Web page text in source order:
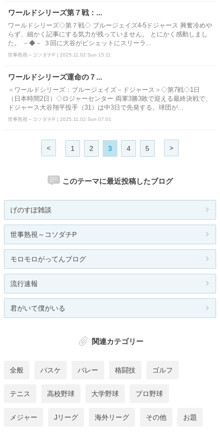
ワールドシリーズ第７戦：...
ワールドシリーズ◇第７戦◇ ブルージェイズ4-5ドジャース 興奮冷めや
らず、細かく記事にする気力が残っていません。 とにかく感動しまし
た。 －◆－ ３回に大谷がビシェットにスリーラ...
世事熟視～コソダチP | 2025.11.02 Sun 15:11
ワールドシリーズ運命の７...
＜ワールドシリーズ：ブルージェイズ－ドジャース＞◇第7戦◇1日
（日本時間2日）◇ロジャーセンター 両軍3勝3敗で迎える最終決戦で、
ドジャース大谷翔平投手（31）は中3日で先発する。球団が...
世事熟視～コソダチP | 2025.11.02 Sun 07:01
< 1 2 3 4 5 >
このテーマに最近投稿したブログ
げのすぽ雑談
世事熟視～コソダチP
モロモロがってんブログ
流行速報
君がいて僕がいる
関連カテゴリー
全般 バスケ バレー 格闘技 ゴルフ
テニス 高校野球 大学野球 プロ野球
メジャー Jリーグ 海外リーグ その他 お題